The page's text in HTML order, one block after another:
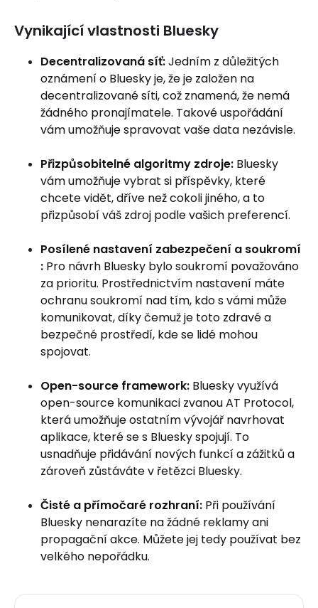
Vynikající vlastnosti Bluesky
Decentralizovaná síť:Jedním z důležitých
oznámení o Bluesky je, že je založen na
decentralizované síti, což znamená, že nemá
žádného pronajímatele. Takové uspořádání
vám umožňuje spravovat vaše data nezávisle.
Přizpůsobitelné algoritmy zdroje: Bluesky
vám umožňuje vybrat si příspěvky, které
chcete vidět, dříve než cokoli jiného, ​​a to
přizpůsobí váš zdroj podle vašich preferencí.
Posílené nastavení zabezpečení a soukromí
: Pro návrh Bluesky bylo soukromí považováno
za prioritu. Prostřednictvím nastavení máte
ochranu soukromí nad tím, kdo s vámi může
komunikovat, díky čemuž je toto zdravé a
bezpečné prostředí, kde se lidé mohou
spojovat.
Open-source framework: Bluesky využívá
open-source komunikaci zvanou AT Protocol,
která umožňuje ostatním vývojář navrhovat
aplikace, které se s Bluesky spojují. To
usnadňuje přidávání nových funkcí a zážitků a
zároveň zůstáváte v řetězci Bluesky.
Čisté a přímočaré rozhraní: Při používání
Bluesky nenarazíte na žádné reklamy ani
propagační akce. Můžete jej tedy používat bez
velkého nepořádku.